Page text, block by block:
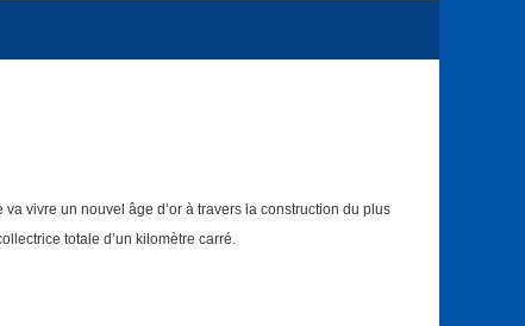
vivre un nouvel âge d’or à travers la construction du plus
totale d’un kilomètre carré.